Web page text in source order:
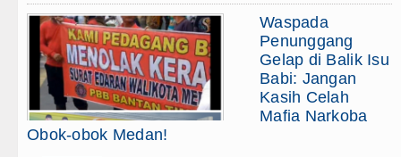
Waspada
Penunggang
Gelap di Balik Isu
Babi: Jangan
Kasih Celah
Mafia Narkoba
Obok-obok Medan!